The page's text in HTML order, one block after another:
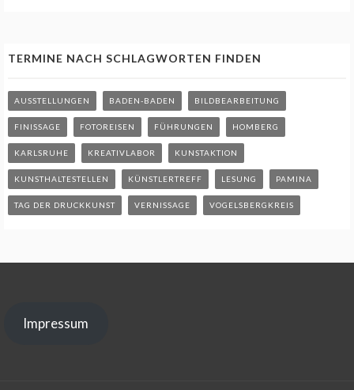
TERMINE NACH SCHLAGWORTEN FINDEN
AUSSTELLUNGEN BADEN-BADEN BILDBEARBEITUNG
FINISSAGE FOTOREISEN FÜHRUNGEN HOMBERG
KARLSRUHE KREATIVLABOR KUNSTAKTION
KUNSTHALTESTELLEN KÜNSTLERTREFF LESUNG PAMINA
TAG DER DRUCKKUNST VERNISSAGE VOGELSBERGKREIS
Impressum